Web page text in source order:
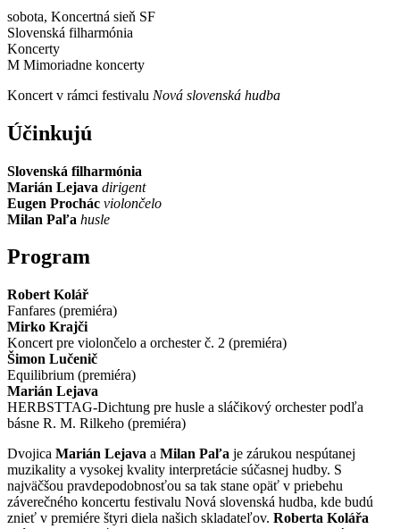
sobota, Koncertná sieň SF
Slovenská filharmónia
Koncerty
M Mimoriadne koncerty
Koncert v rámci festivalu Nová slovenská hudba
Účinkujú
Slovenská filharmónia
Marián Lejava dirigent
Eugen Prochác violončelo
Milan Paľa husle
Program
Robert Kolář
Fanfares (premiéra)
Mirko Krajči
Koncert pre violončelo a orchester č. 2 (premiéra)
Šimon Lučenič
Equilibrium (premiéra)
Marián Lejava
HERBSTTAG-Dichtung pre husle a sláčikový orchester podľa
básne R. M. Rilkeho (premiéra)
Dvojica Marián Lejava a Milan Paľa je zárukou nespútanej
muzikality a vysokej kvality interpretácie súčasnej hudby. S
najväčšou pravdepodobnosťou sa tak stane opäť v priebehu
záverečného koncertu festivalu Nová slovenská hudba, kde budú
znieť v premiére štyri diela našich skladateľov. Roberta Kolářa